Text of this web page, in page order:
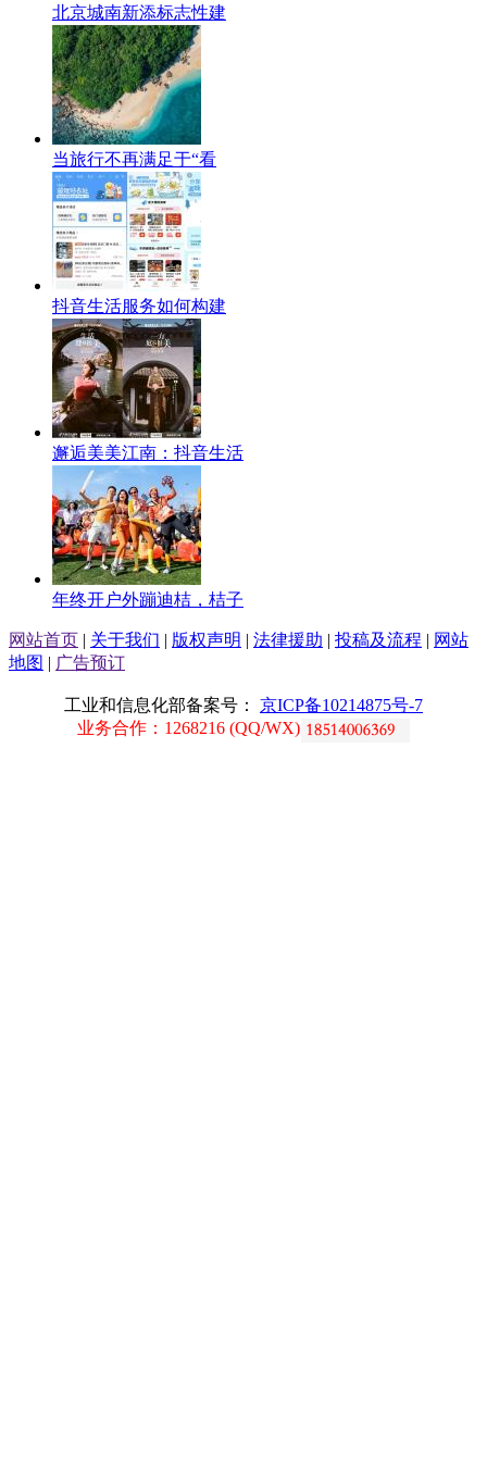
北京城南新添标志性建
当旅行不再满足于“看
抖音生活服务如何构建
邂逅美美江南：抖音生活
年终开户外蹦迪桔，桔子
网站首页 | 关于我们 | 版权声明 | 法律援助 | 投稿及流程 | 网站
地图 | 广告预订
工业和信息化部备案号： 京ICP备10214875号-7
业务合作：1268216 (QQ/WX)